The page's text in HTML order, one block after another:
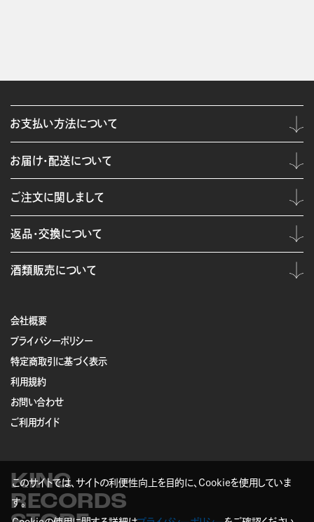
会社概要
プライバシーポリシー
特定商取引に基づく表示
利用規約
お問い合わせ
ご利用ガイド
KING
RECORDS
お支払い方法について
お届け・配送について
ご注文に関しまして
返品・交換について
酒類販売について
このサイトでは、サイトの利便性向上を目的に、Cookieを使用していま
す。